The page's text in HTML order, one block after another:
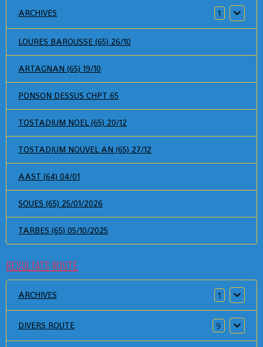
ARCHIVES 1
LOURES BAROUSSE (65) 26/10
ARTAGNAN (65) 19/10
PONSON DESSUS CHPT 65
TOSTADIUM NOEL (65) 20/12
TOSTADIUM NOUVEL AN (65) 27/12
AAST (64) 04/01
SOUES (65) 25/01/2026
TARBES (65) 05/10/2025
RESULTATS ROUTE
ARCHIVES 1
DIVERS ROUTE 9